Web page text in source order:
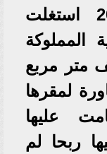
عقب أحداث يناير 2011 استغلت
المملوكة
دياب مساحة 24 ألف متر مربع
لمقرها
عليها
ربحا لم